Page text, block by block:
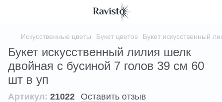
Искусственные цветы Букет цветов Букет искусственный
Букет искусственный лилия шелк
двойная с бусиной 7 голов 39 см 60
шт в уп
Артикул: 21022 Оставить отзыв